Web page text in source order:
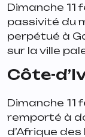
Dimanche 11
passivité du
perpétué à
sur la ville
Côte-
Dimanche 11
remporté à
d’Afrique